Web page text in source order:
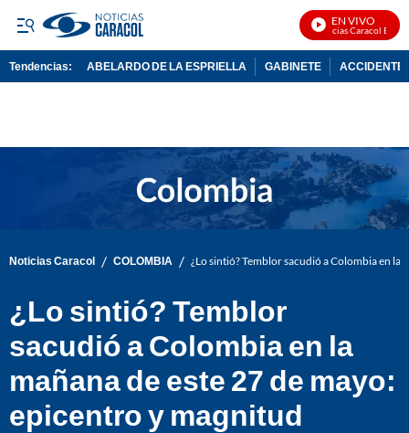
EN VIVO
Noticias Caracol En Vivo
Tendencias: ABELARDO DE LA ESPRIELLA GABINETE ACCIDENTE
Noticias Caracol / COLOMBIA / ¿Lo sintió? Temblor sacudió a Colombia en la
¿Lo sintió? Temblor
sacudió a Colombia en la
mañana de este 27 de mayo:
epicentro y magnitud